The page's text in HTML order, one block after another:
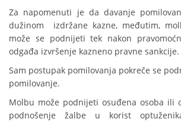
Za napomenuti je da davanje
dužinom izdržane kazne, međutim,
može se podnijeti tek nakon
odgađa izvršenje kazneno pravne sankcije.
Sam postupak pomilovanja pokreče se
pomilovanje.
Molbu može podnijeti osuđena osoba ili
podnošenje žalbe u korist